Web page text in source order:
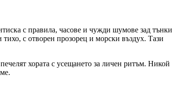
с правила, часове и чужди шумове зад тънки
с отворен прозорец и морски въздух. Тази
хората с усещането за личен ритъм. Никой